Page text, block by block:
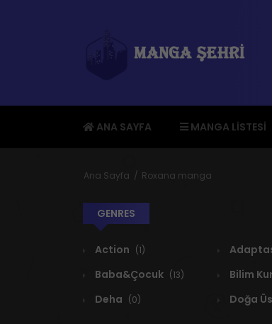
ANA SAYFA MANGA LISTESI
Ana Sayfa Roxana manga
GENRES
Action (1)
Baba&Çocuk (13) Bilim
Deha (0) Doğa